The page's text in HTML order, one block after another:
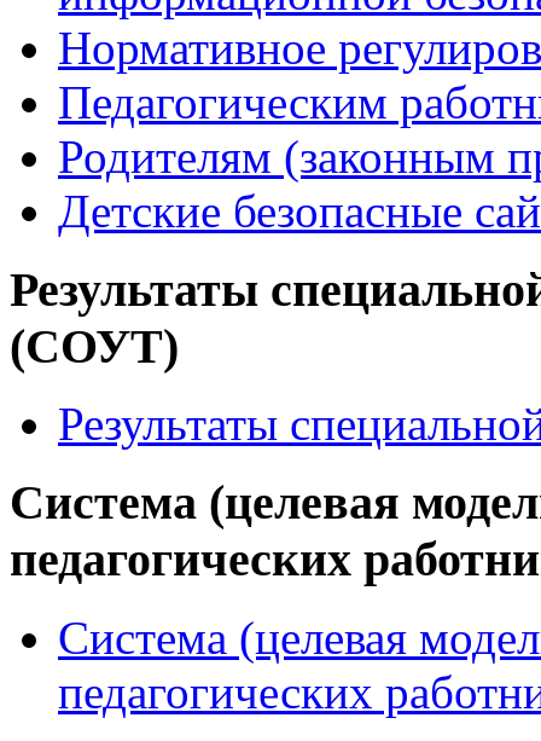
Нормативное
Педагогическим
Родителям (законным
Детские безопасные
Результаты
(СОУТ)
Результаты
Система (целевая
педагогических
Система (целевая
педагогических